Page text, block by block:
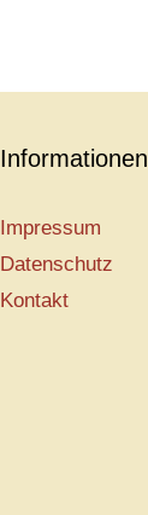
Informationen
Impressum
Datenschutz
Kontakt